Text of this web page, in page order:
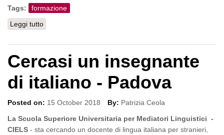
Tags:
formazione
Leggi tutto
Cercasi un insegnante
di italiano - Padova
Posted on: 15 October 2018 By: Patrizia Ceola
La Scuola Superiore Universitaria per Mediatori Linguistici -
CIELS - sta cercando un docente di lingua italiana per stranieri,